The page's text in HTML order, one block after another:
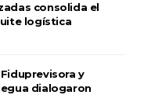
consolida el
logística
y
dialogaron